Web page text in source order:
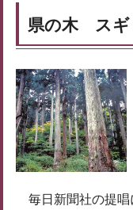
県の木 スギ
毎日新聞社の提唱